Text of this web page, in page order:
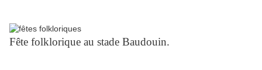
Fête folklorique au stade Baudouin.